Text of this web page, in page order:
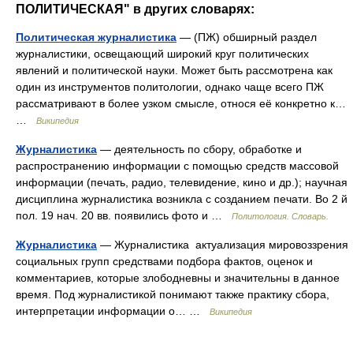
ПОЛИТИЧЕСКАЯ" в других словарях:
Политическая журналистика — (ПЖ) обширный раздел
журналистики, освещающий широкий круг политических
явлений и политической науки. Может быть рассмотрена как
один из инструментов политологии, однако чаще всего ПЖ
рассматривают в более узком смысле, относя её конкретно к…
Википедия
Журналистика — деятельность по сбору, обработке и
распространению информации с помощью средств массовой
информации (печать, радио, телевидение, кино и др.); научная
дисциплина журналистика возникла с созданием печати. Во 2 й
пол. 19 нач. 20 вв. появились фото и …
Политология. Словарь.
Журналистика — Журналистика актуализация мировоззрения
социальных групп средствами подбора фактов, оценок и
комментариев, которые злободневны и значительны в данное
время. Под журналистикой понимают также практику сбора,
интерпретации информации о… …
Википедия